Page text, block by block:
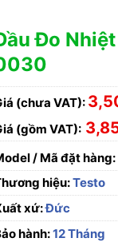
Đo
(chưa VAT):
(gồm VAT):
/ Mã đặt hàng:
hiệu:Testo
xứ:Đức
hành:12 Tháng